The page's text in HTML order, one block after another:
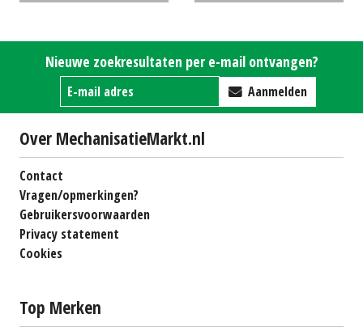
#25309
€0
Nieuwe zoekresultaten per e-mail ontvangen?
Aanmelden
Over MechanisatieMarkt.nl
Contact
Vragen/opmerkingen?
Gebruikersvoorwaarden
Privacy statement
Cookies
Top Merken